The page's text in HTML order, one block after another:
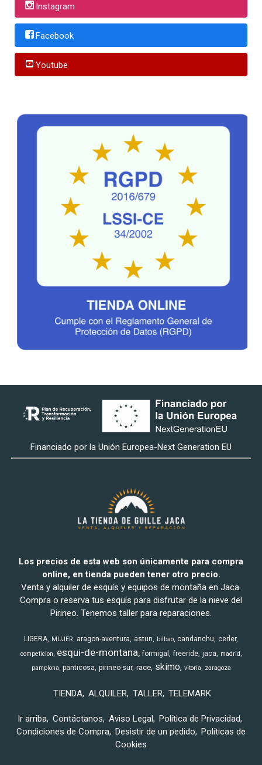
Instagram
Facebook
Youtube
Financiado por la Unión Europea-Next Generation EU
Los precios de esta web son únicamente para compra
online, en tienda pueden tener otro precio.
Venta y alquiler de esquís y equipos de montaña en Jaca.
Compra o reserva tus esquís para disfrutar de la nieve del
Pirineo. Tenemos taller para reparaciones.
LIGERA MUJER aragon-aventura astun bilbao candanchu cerler
competicion esqui-de-montana formigal freeride jaca
madrid
pamplona panticosa pirineo-sur race skimo vitoria zaragoza
TIENDA ALQUILER TALLER TELEMARK
Ir arriba Contáctanos Aviso Legal
Política de Privacidad
Condiciones de Compra Desistir de un pedido
Políticas de
Cookies